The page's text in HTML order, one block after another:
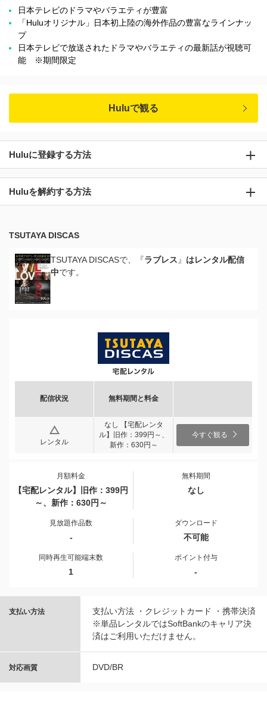
日本テレビのドラマやバラエティが豊富
「Huluオリジナル」日本初上陸の海外作品の豊富なラインナッ
プ
日本テレビで放送されたドラマやバラエティの最新話が視聴可
能 ※期間限定
Huluで観る
Huluに登録する方法
Huluを解約する方法
TSUTAYA DISCAS
TSUTAYA DISCASで、『ラブレス 』 はレンタル配信
中です。
配信状況 無料期間と料金
レンタル
なし 【宅配レンタ
ル】旧作：399円～、
新作：630円～
今すぐ観る
月額料金
【宅配レンタル】旧作：399円
～、新作：630円～
無料期間
なし
見放題作品数
-
ダウンロード
不可能
同時再生可能端末数
1
ポイント付与
-
支払い方法
支払い方法 ・クレジットカード ・携帯決済
※単品レンタルではSoftBankのキャリア決
済はご利用いただけません。
対応画質 DVD/BR